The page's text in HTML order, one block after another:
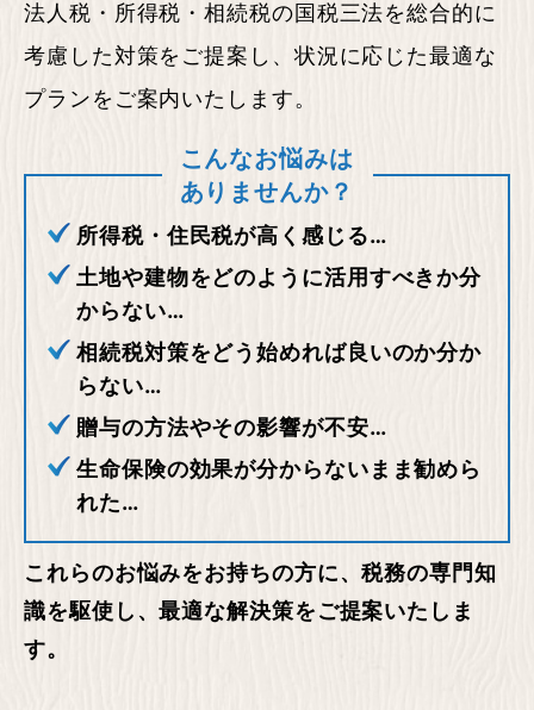
法人税・所得税・相続税の国税三法を総合的に
考慮した対策をご提案し、状況に応じた最適な
プランをご案内いたします。
こんなお悩みは
ありませんか？
所得税・住民税が高く感じる…
土地や建物をどのように活用すべきか分
からない…
相続税対策をどう始めれば良いのか分か
らない…
贈与の方法やその影響が不安…
生命保険の効果が分からないまま勧めら
れた…
これらのお悩みをお持ちの方に、税務の専門知
識を駆使し、最適な解決策をご提案いたしま
す。